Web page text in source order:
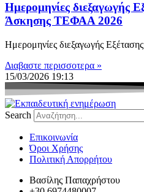
Ημερομηνίες διεξαγωγής
Άσκησης ΤΕΦΑΑ 2026
Ημερομηνίες διεξαγωγής
Διαβαστε περισσοτερα »
15/03/2026 19:13
Search
Eπικοινωνία
Όροι Χρήσης
Πολιτική Απορρήτου
Βασίλης Παπαχρήστου